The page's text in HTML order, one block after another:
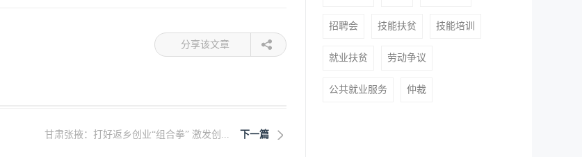
分享该文章
下一篇
甘肃张掖：打好返乡创业“组合拳” 激发创...
招聘会 技能扶贫 技能培训
就业扶贫 劳动争议
公共就业服务 仲裁